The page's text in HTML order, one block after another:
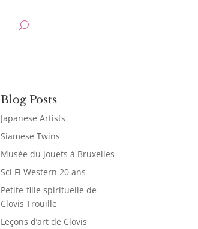
Blog Posts
Japanese Artists
Siamese Twins
Musée du jouets à Bruxelles
Sci Fi Western 20 ans
Petite-fille spirituelle de
Clovis Trouille
Leçons d’art de Clovis